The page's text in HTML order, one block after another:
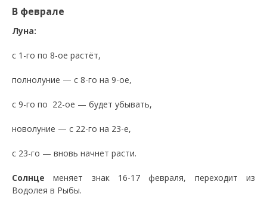
В феврале
Луна:
с 1-го по 8-ое растёт,
полнолуние — с 8-го на 9-ое,
с 9-го по 22-ое — будет убывать,
новолуние — с 22-го на 23-е,
с 23-го — вновь начнет расти.
Солнцеменяет знак 16-17 февраля, переходит из
Водолея в Рыбы.